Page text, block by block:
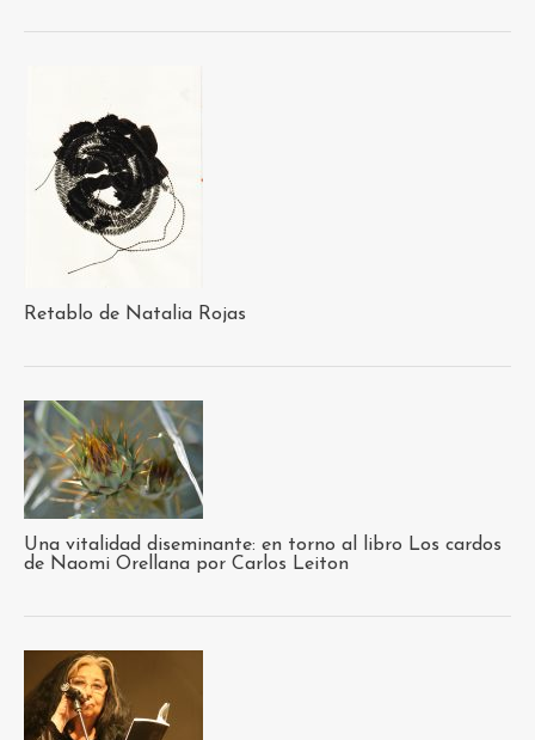
Retablo de Natalia Rojas
Una vitalidad diseminante: en torno al libro Los cardos
de Naomi Orellana por Carlos Leiton